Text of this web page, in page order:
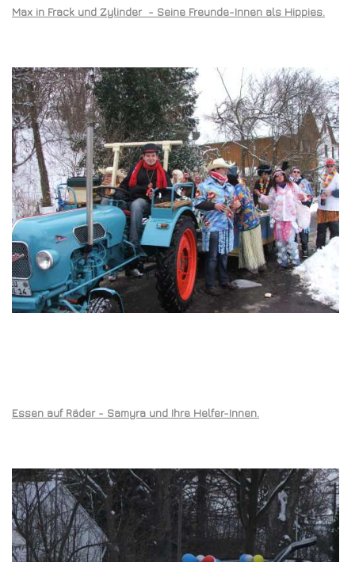
Max in Frack und Zylinder - Seine Freunde-Innen als Hippies.
Essen auf Räder - Samyra und Ihre Helfer-Innen.